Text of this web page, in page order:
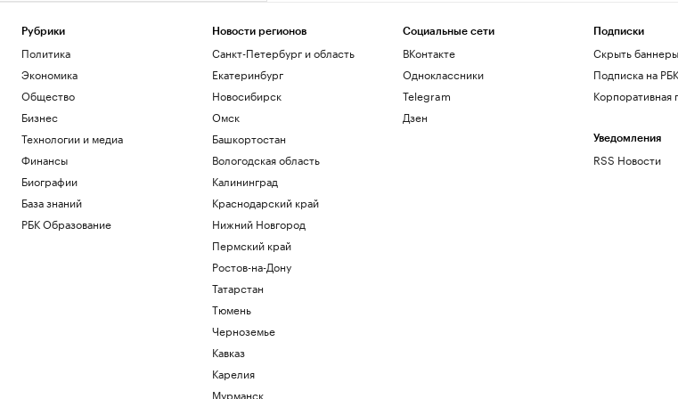
Рубрики
Политика
Экономика
Общество
Бизнес
Технологии и медиа
Финансы
Биографии
База знаний
РБК Образование
Новости регионов
Санкт-Петербург и область
Екатеринбург
Новосибирск
Омск
Башкортостан
Вологодская область
Калининград
Краснодарский край
Нижний Новгород
Пермский край
Ростов-на-Дону
Татарстан
Тюмень
Черноземье
Кавказ
Карелия
Мурманск
Социальные сети
ВКонтакте
Одноклассники
Telegram
Дзен
Подписки
Скрыть
Подписка на РБК
Корпоративная
Уведомления
RSS Новости